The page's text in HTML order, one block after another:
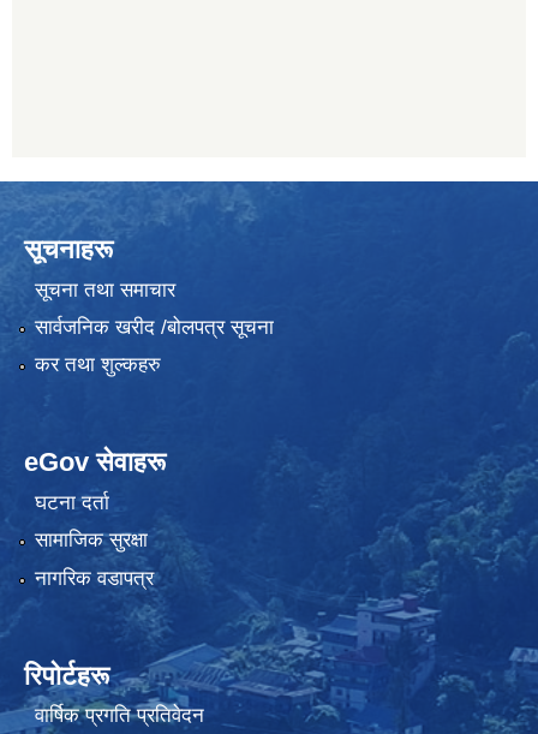
सूचनाहरू
सूचना तथा समाचार
सार्वजनिक खरीद /बोलपत्र सूचना
कर तथा शुल्कहरु
eGov सेवाहरू
घटना दर्ता
सामाजिक सुरक्षा
नागरिक वडापत्र
रिपोर्टहरू
वार्षिक प्रगति प्रतिवेदन